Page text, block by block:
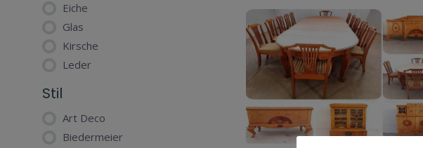
Eiche
Glas
Kirsche
Leder
Stil
Art Deco
Biedermeier